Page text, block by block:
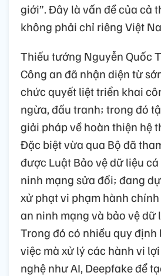
giới”. Đây là vấn đề của cả
không phải chỉ riêng Việt
Thiếu tướng Nguyễn Quốc
Công an đã nhận diện từ
chức quyết liệt triển khai
ngừa, đấu tranh; trong đó
giải pháp về hoàn thiện hệ
Đặc biệt vừa qua Bộ đã
được Luật Bảo vệ dữ liệu
ninh mạng sửa đổi; đang
xử phạt vi phạm hành
an ninh mạng và bảo vệ dữ
Trong đó có nhiều quy định
việc mà xử lý các hành vi
nghệ như AI, Deepfake để